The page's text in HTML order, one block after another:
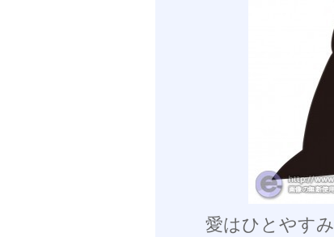
愛はひとやすみ